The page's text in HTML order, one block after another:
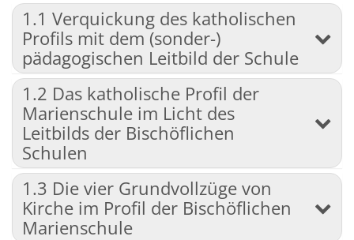
1.1 Verquickung des katholischen
Profils mit dem (sonder-)
pädagogischen Leitbild der Schule
1.2 Das katholische Profil der
Marienschule im Licht des
Leitbilds der Bischöflichen
Schulen
1.3 Die vier Grundvollzüge von
Kirche im Profil der Bischöflichen
Marienschule